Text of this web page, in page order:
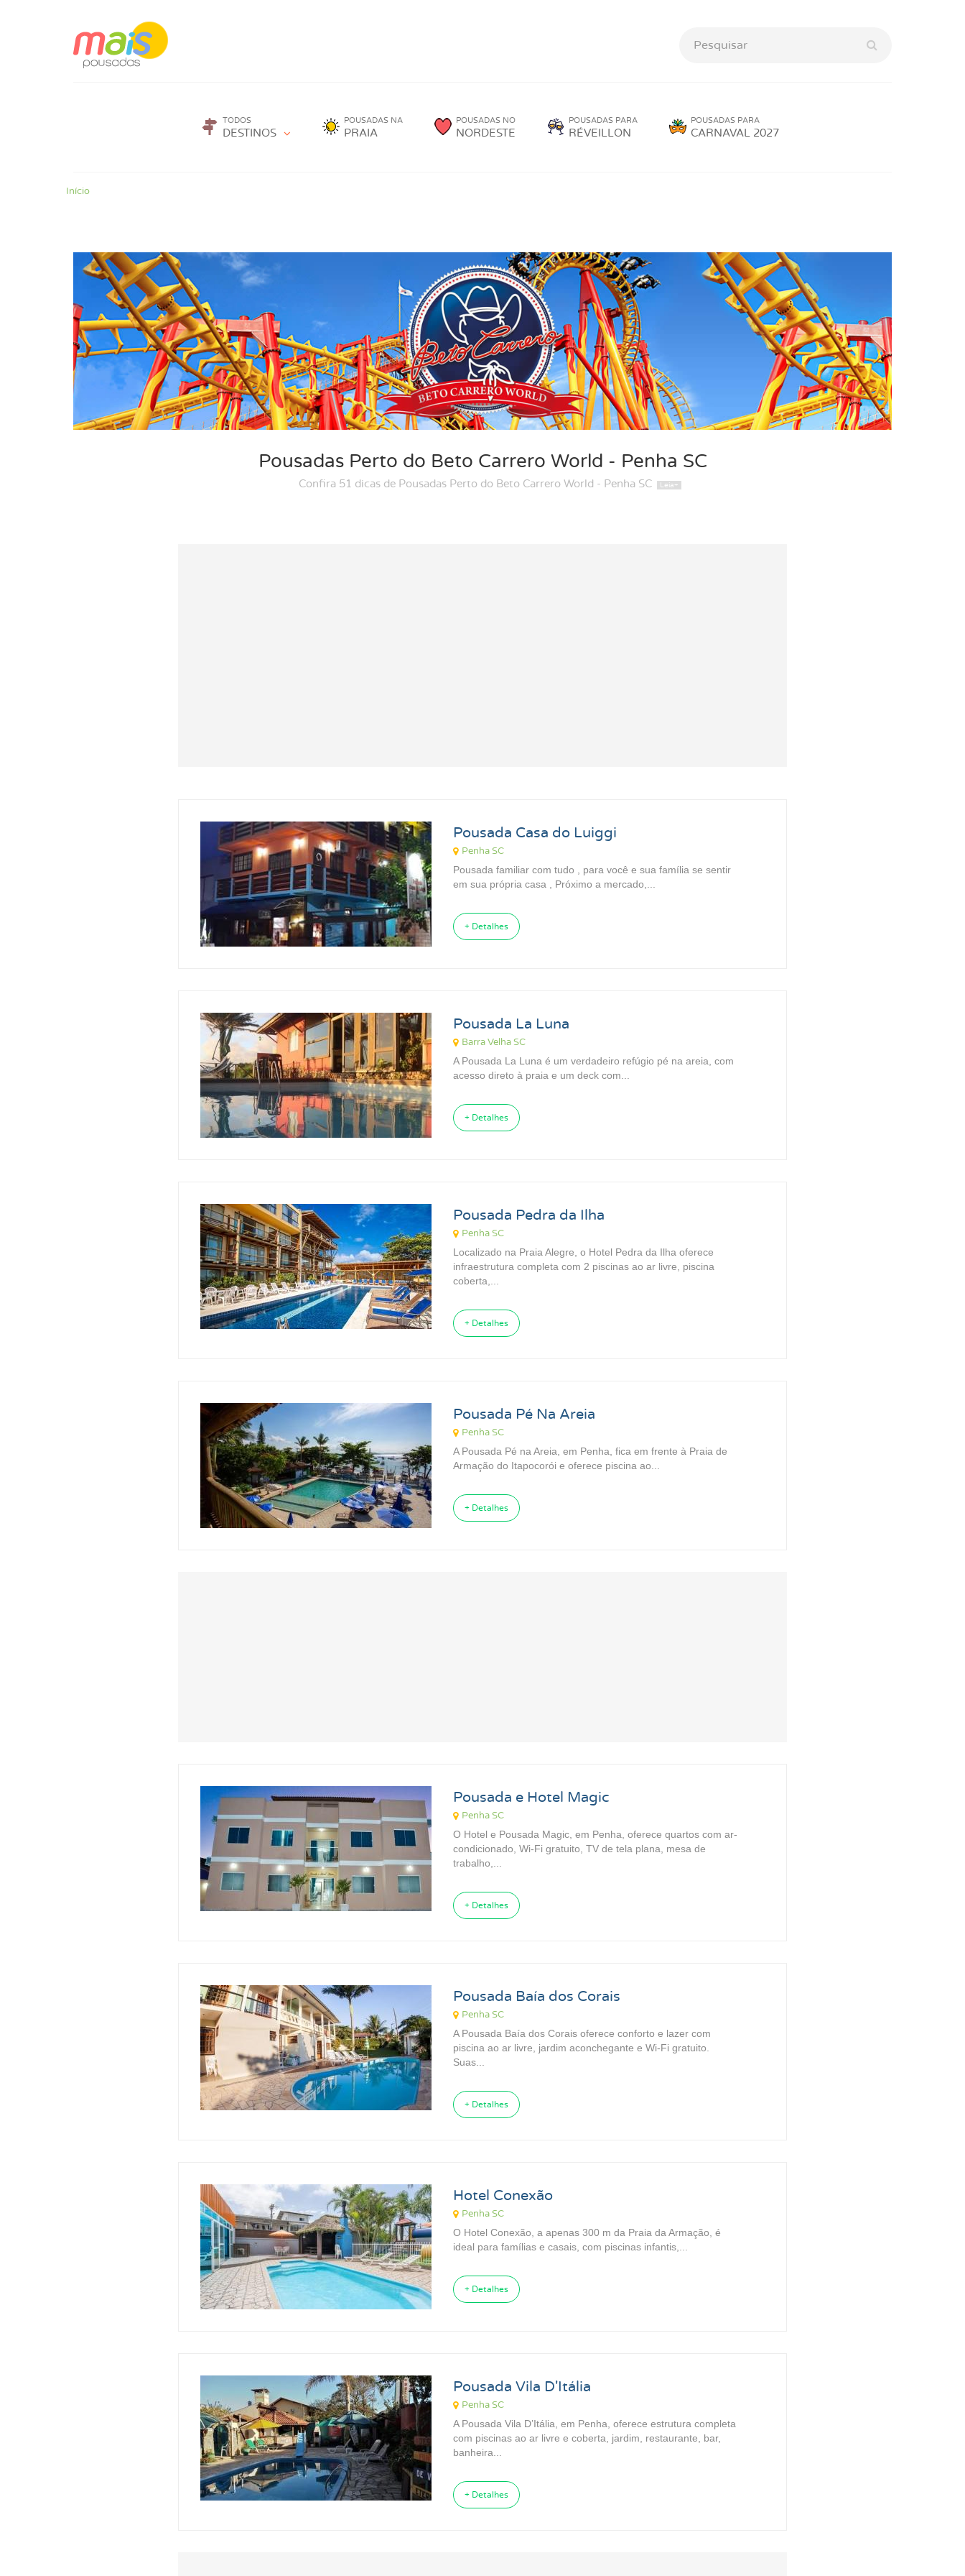
TODOS
DESTINOS
POUSADAS NA
PRAIA
POUSADAS NO
NORDESTE
POUSADAS PARA
RÉVEILLON
POUSADAS PARA
CARNAVAL 2027
Início
Pousadas Perto do Beto Carrero World - Penha SC
Confira 51 dicas de Pousadas Perto do Beto Carrero World - Penha SC
Pousada Casa do Luiggi
Penha SC
Pousada familiar com tudo , para você e sua família se sentir
em sua própria casa , Próximo a mercado,...
+ Detalhes
Pousada La Luna
Barra Velha SC
A Pousada La Luna é um verdadeiro refúgio pé na areia, com
acesso direto à praia e um deck com...
+ Detalhes
Pousada Pedra da Ilha
Penha SC
Localizado na Praia Alegre, o Hotel Pedra da Ilha oferece
infraestrutura completa com 2 piscinas ao ar livre, piscina
coberta,...
+ Detalhes
Pousada Pé Na Areia
Penha SC
A Pousada Pé na Areia, em Penha, fica em frente à Praia de
Armação do Itapocorói e oferece piscina ao...
+ Detalhes
Pousada e Hotel Magic
Penha SC
O Hotel e Pousada Magic, em Penha, oferece quartos com ar-
condicionado, Wi-Fi gratuito, TV de tela plana, mesa de
trabalho,...
+ Detalhes
Pousada Baía dos Corais
Penha SC
A Pousada Baía dos Corais oferece conforto e lazer com
piscina ao ar livre, jardim aconchegante e Wi-Fi gratuito.
Suas...
+ Detalhes
Hotel Conexão
Penha SC
O Hotel Conexão, a apenas 300 m da Praia da Armação, é
ideal para famílias e casais, com piscinas infantis,...
+ Detalhes
Pousada Vila D'Itália
Penha SC
A Pousada Vila D’Itália, em Penha, oferece estrutura completa
com piscinas ao ar livre e coberta, jardim, restaurante, bar,
banheira...
+ Detalhes